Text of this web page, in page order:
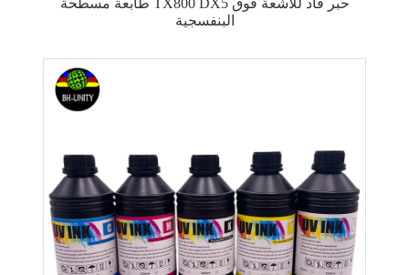
طابعة مسطحة TX800 DX5 حبر قاد للأشعة فوق
البنفسجية